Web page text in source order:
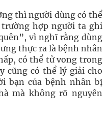
thì người dùng có thể
hợp người ta ghi
vì nghĩ rằng dùng
thực ra là bệnh nhân
có thể tử vong trong
cũng có thể lý giải cho
bạn của bệnh nhân bị
mà không rõ nguyên